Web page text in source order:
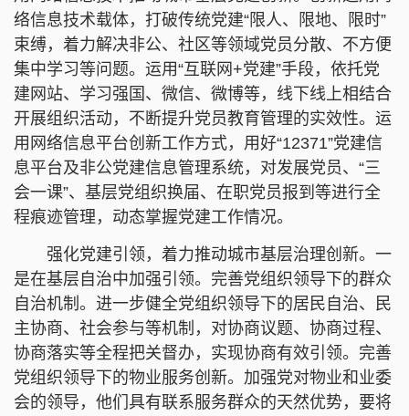
络信息技术载体，打破传统党建“限人、限地、限时”
束缚，着力解决非公、社区等领域党员分散、不方便
集中学习等问题。运用“互联网+党建”手段，依托党
建网站、学习强国、微信、微博等，线下线上相结合
开展组织活动，不断提升党员教育管理的实效性。运
用网络信息平台创新工作方式，用好“12371”党建信
息平台及非公党建信息管理系统，对发展党员、“三
会一课”、基层党组织换届、在职党员报到等进行全
程痕迹管理，动态掌握党建工作情况。
强化党建引领，着力推动城市基层治理创新。一
是在基层自治中加强引领。完善党组织领导下的群众
自治机制。进一步健全党组织领导下的居民自治、民
主协商、社会参与等机制，对协商议题、协商过程、
协商落实等全程把关督办，实现协商有效引领。完善
党组织领导下的物业服务创新。加强党对物业和业委
会的领导，他们具有联系服务群众的天然优势，要将